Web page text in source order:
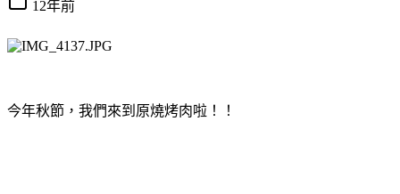
12年前
今年秋節，我們來到原燒烤肉啦！！